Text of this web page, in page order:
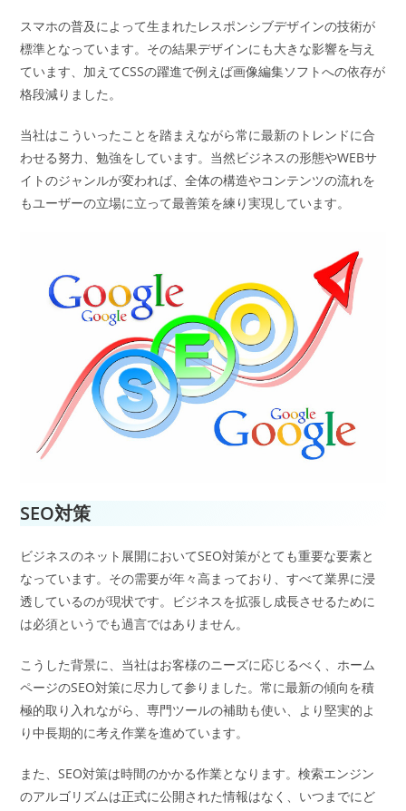
スマホの普及によって生まれたレスポンシブデザインの技術が
標準となっています。その結果デザインにも大きな影響を与え
ています、加えてCSSの躍進で例えば画像編集ソフトへの依存が
格段減りました。
当社はこういったことを踏まえながら常に最新のトレンドに合
わせる努力、勉強をしています。当然ビジネスの形態やWEBサ
イトのジャンルが変われば、全体の構造やコンテンツの流れを
もユーザーの立場に立って最善策を練り実現しています。
SEO対策
ビジネスのネット展開においてSEO対策がとても重要な要素と
なっています。その需要が年々高まっており、すべて業界に浸
透しているのが現状です。ビジネスを拡張し成長させるために
は必須というでも過言ではありません。
こうした背景に、当社はお客様のニーズに応じるべく、ホーム
ページのSEO対策に尽力して参りました。常に最新の傾向を積
極的取り入れながら、専門ツールの補助も使い、より堅実的よ
り中長期的に考え作業を進めています。
また、SEO対策は時間のかかる作業となります。検索エンジン
のアルゴリズムは正式に公開された情報はなく、いつまでにど